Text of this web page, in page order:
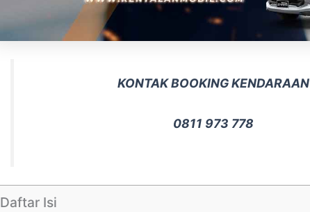
KONTAK BOOKING KENDARAAN
0811 973 778
Daftar Isi